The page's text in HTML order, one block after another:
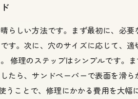
らしい方法です。まず最初に、必
す。次に、穴のサイズに応じて、
修理のステップはシンプルです。
たら、サンドペーパーで表面を滑
ことで、修理にかかる費用を大